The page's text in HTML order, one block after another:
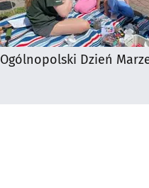
Ogólnopolski Dzień